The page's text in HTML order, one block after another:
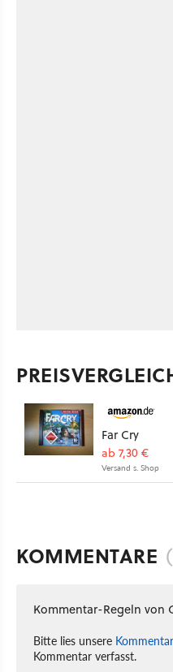
Far Cry
ab 7,30 €
Versand s. Shop
KOMMENTARE
Kommentar-Regeln von
Bitte lies unsere
Kommentar verfasst.